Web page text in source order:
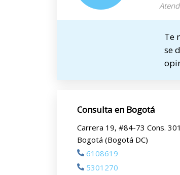
Te
se
Consulta en Bogotá
Carrera 19, #84-73 Cons. 301
Bogotá (Bogotá DC)
6108619
5301270